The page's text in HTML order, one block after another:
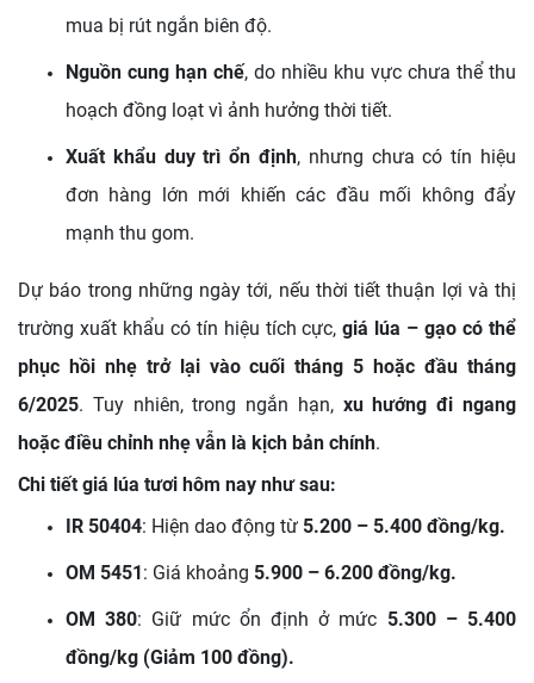
mua bị rút ngắn biên độ.
Nguồn cung hạn chế, do nhiều khu vực chưa thể thu
hoạch đồng loạt vì ảnh hưởng thời tiết.
Xuất khẩu duy trì ổn định, nhưng chưa có tín hiệu
đơn hàng lớn mới khiến các đầu mối không đẩy
mạnh thu gom.
Dự báo trong những ngày tới, nếu thời tiết thuận lợi và thị
trường xuất khẩu có tín hiệu tích cực,giá lúa – gạo có thể
phục hồi nhẹ trở lại vào cuối tháng 5 hoặc đầu tháng
6/2025. Tuy nhiên, trong ngắn hạn, xu hướng đi ngang
hoặc điều chỉnh nhẹ vẫn là kịch bản chính.
Chi tiết giá lúa tươi hôm nay như sau:
IR 50404: Hiện dao động từ 5.200 – 5.400 đồng/kg.
OM 5451: Giá khoảng 5.900 – 6.200 đồng/kg.
OM 380: Giữ mức ổn định ở mức 5.300 – 5.400
đồng/kg (Giảm 100 đồng).